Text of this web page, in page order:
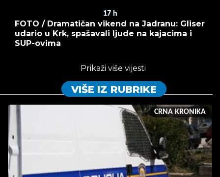
17 h
FOTO / Dramatičan vikend na Jadranu: Gliser
udario u Krk, spašavali ljude na kajacima i
SUP-ovima
Prikaži više vijesti
VIŠE IZ RUBRIKE
CRNA KRONIKA